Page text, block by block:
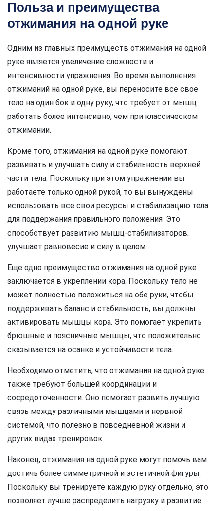
Польза и преимущества
отжимания на одной руке
Одним из главных преимуществ отжимания на одной
руке является увеличение сложности и
интенсивности упражнения. Во время выполнения
отжиманий на одной руке, вы переносите все свое
тело на один бок и одну руку, что требует от мышц
работать более интенсивно, чем при классическом
отжимании.
Кроме того, отжимания на одной руке помогают
развивать и улучшать силу и стабильность верхней
части тела. Поскольку при этом упражнении вы
работаете только одной рукой, то вы вынуждены
использовать все свои ресурсы и стабилизацию тела
для поддержания правильного положения. Это
способствует развитию мышц-стабилизаторов,
улучшает равновесие и силу в целом.
Еще одно преимущество отжимания на одной руке
заключается в укреплении кора. Поскольку тело не
может полностью положиться на обе руки, чтобы
поддерживать баланс и стабильность, вы должны
активировать мышцы кора. Это помогает укрепить
брюшные и поясничные мышцы, что положительно
сказывается на осанке и устойчивости тела.
Необходимо отметить, что отжимания на одной руке
также требуют большей координации и
сосредоточенности. Оно помогает развить лучшую
связь между различными мышцами и нервной
системой, что полезно в повседневной жизни и
других видах тренировок.
Наконец, отжимания на одной руке могут помочь вам
достичь более симметричной и эстетичной фигуры.
Поскольку вы тренируете каждую руку отдельно, это
позволяет лучше распределить нагрузку и развитие